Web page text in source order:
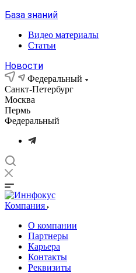
База знаний
Видео материалы
Статьи
Новости
Федеральный
Санкт-Петербург
Москва
Пермь
Федеральный
Компания
О компании
Партнеры
Карьера
Контакты
Реквизиты